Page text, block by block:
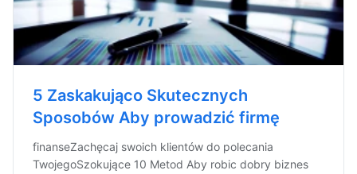
5 Zaskakująco Skutecznych
Sposobów Aby prowadzić firmę
finanseZachęcaj swoich klientów do polecania
TwojegoSzokujące 10 Metod Aby robic dobry biznes